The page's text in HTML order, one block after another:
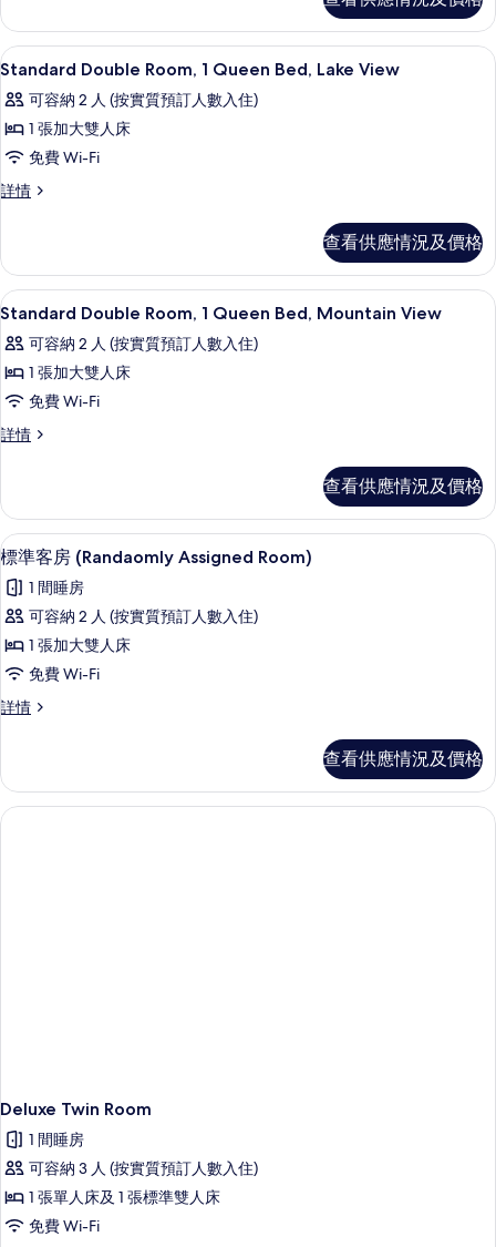
相
片
詳
情
載
入
所
有
Standard
Double
Queen
Bed,
Lake
View
的
相
片
8
Standard Double Room, 1 Queen Bed, Lake View
可容納 2 人 (按實質預訂人數入住)
1 張加大雙人床
免費 Wi-Fi
詳情
Standard
Queen
Bed,
Lake
詳
情
查看供應情況及價格
載
入
所
有
Standard
Double
Queen
Bed,
Mountain
View
的
相
片
10
Standard Double Room, 1 Queen Bed, Mountain View
可容納 2 人 (按實質預訂人數入住)
1 張加大雙人床
免費 Wi-Fi
詳情
Standard
Queen
Bed,
Mountain
詳
情
查看供應情況及價格
載
入
所
有
標
客
(Randaomly
Assigned
Room)
6
標準客房 (Randaomly Assigned Room)
1 間睡房
可容納 2 人 (按實質預訂人數入住)
1 張加大雙人床
免費 Wi-Fi
詳情
標
(Randaomly
Assigned
Room)
查看供應情況及價格
Deluxe Twin Room
1 間睡房
可容納 3 人 (按實質預訂人數入住)
1 張單人床及 1 張標準雙人床
免費 Wi-Fi